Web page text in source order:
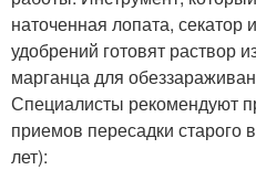
наточенная лопата,
удобрений готовят раствор
марганца для
Специалисты рекомендуют
приемов пересадки старого
лет):